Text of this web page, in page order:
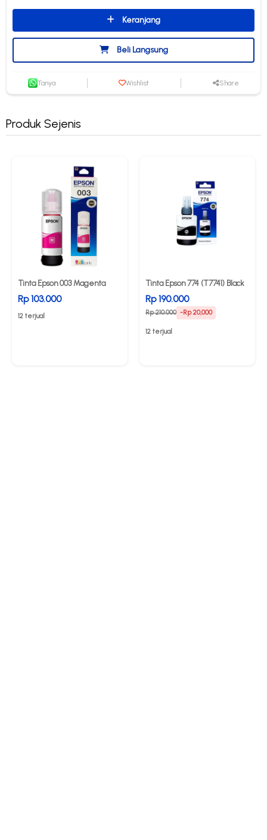
Keranjang
Beli Langsung
Tanya Wishlist Share
Produk Sejenis
Tinta Epson 003 Magenta
Rp 103.000
12 terjual
Tinta Epson 774 (T7741) Black
Rp 190.000
Rp 210.000 -Rp 20,000
12 terjual